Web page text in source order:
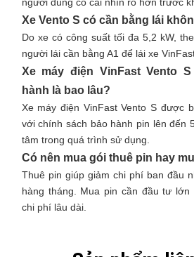
Xe Vento S có cần bằng lái
Do xe có công suất tối đa 5,2 kW,
người lái cần bằng A1 để lái xe
Xe máy điện VinFast Vento
hành là bao lâu?
Xe máy điện VinFast Vento S được
với chính sách bảo hành pin lên đến
tâm trong quá trình sử dụng.
Có nên mua gói thuê pin hay
Thuê pin giúp giảm chi phí ban đầu
hàng tháng. Mua pin cần đầu tư
chi phí lâu dài.